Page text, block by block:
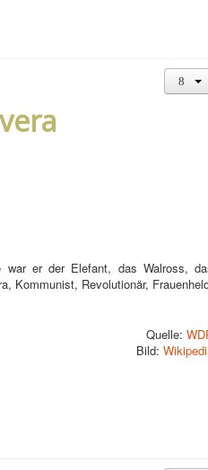
war er der Elefant, das Walross,
Kommunist, Revolutionär,
Quelle:
Bild: